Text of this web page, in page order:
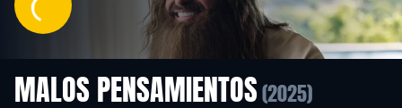
MALOS PENSAMIENTOS (2025)